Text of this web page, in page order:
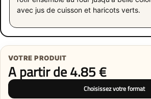
avec jus de cuisson et haricots verts.
VOTRE PRODUIT
A partir de4.85€
Choisissez votre format